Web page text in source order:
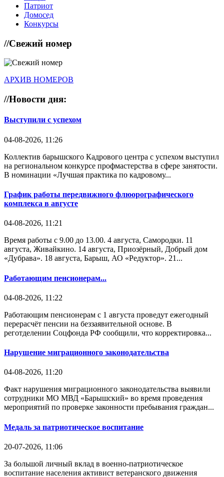
Патриот
Домосед
Конкурсы
//Свежий номер
АРХИВ НОМЕРОВ
//Новости дня:
Выступили с успехом
04-08-2026, 11:26
Коллектив барышского Кадрового центра с успехом выступил
на региональном конкурсе профмастерства в сфере занятости.
В номинации «Лучшая практика по кадровому...
График работы передвижного флюорографического
комплекса в августе
04-08-2026, 11:21
Время работы с 9.00 до 13.00. 4 августа, Самородки. 11
августа, Живайкино. 14 августа, Приозёрный, Добрый дом
«Дубрава». 18 августа, Барыш, АО «Редуктор». 21...
Работающим пенсионерам...
04-08-2026, 11:22
Работающим пенсионерам с 1 августа проведут ежегодный
перерасчёт пенсии на беззаявительной основе. В
реготделении Соцфонда РФ сообщили, что корректировка...
Нарушение миграционного законодательства
04-08-2026, 11:20
Факт нарушения миграционного законодательства выявили
сотрудники МО МВД «Барышский» во время проведения
мероприятий по проверке законности пребывания граждан...
Медаль за патриотическое воспитание
20-07-2026, 11:06
За большой личный вклад в военно-патриотическое
воспитание населения активист ветеранского движения